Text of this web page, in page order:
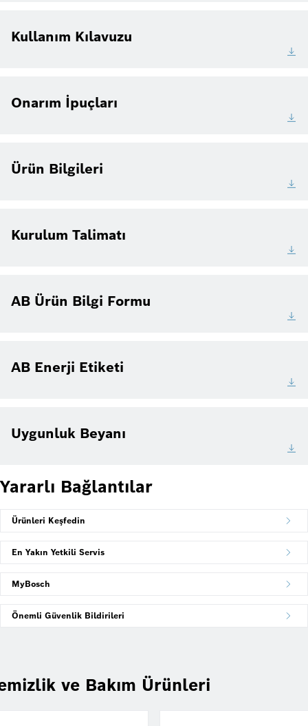
Kullanım Kılavuzu
Onarım İpuçları
Ürün Bilgileri
Kurulum Talimatı
AB Ürün Bilgi Formu
AB Enerji Etiketi
Uygunluk Beyanı
Yararlı Bağlantılar
Ürünleri Keşfedin
En Yakın Yetkili Servis
MyBosch
Önemli Güvenlik Bildirileri
ve Bakım Ürünleri